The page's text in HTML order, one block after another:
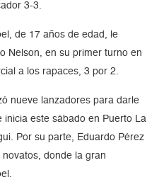
3-3.
de 17 años de edad, le
Nelson, en su primer turno en
a los rapaces, 3 por 2.
nueve lanzadores para darle
inicia este sábado en Puerto La
Por su parte, Eduardo Pérez
donde la gran